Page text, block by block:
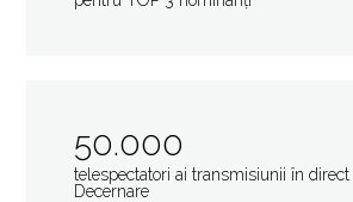
50.000
telespectatori ai transmisiunii în direct
Decernare